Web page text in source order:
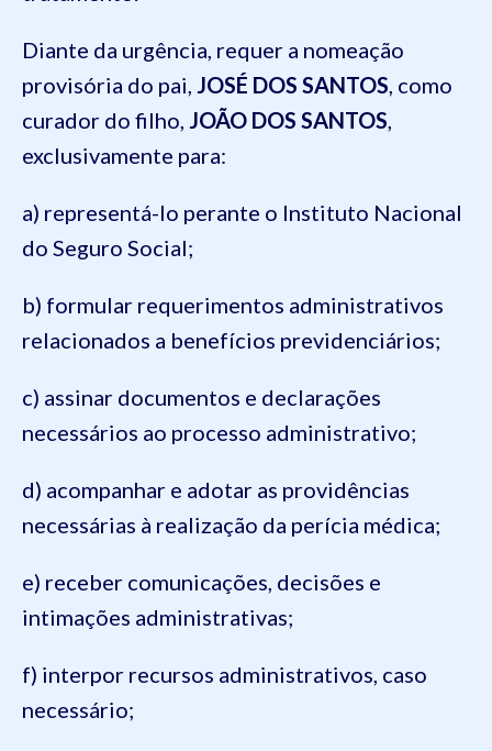
Diante da urgência, requer a nomeação
provisória do pai, JOSÉ DOS SANTOS, como
curador do filho, JOÃO DOS SANTOS,
exclusivamente para:
a) representá-lo perante o Instituto Nacional
do Seguro Social;
b) formular requerimentos administrativos
relacionados a benefícios previdenciários;
c) assinar documentos e declarações
necessários ao processo administrativo;
d) acompanhar e adotar as providências
necessárias à realização da perícia médica;
e) receber comunicações, decisões e
intimações administrativas;
f) interpor recursos administrativos, caso
necessário;